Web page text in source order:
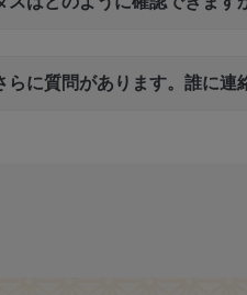
らに質問があります。誰に連